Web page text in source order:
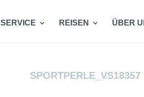
SERVICE REISEN ÜBER
SPORTPERLE_VS18357